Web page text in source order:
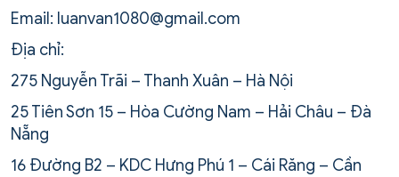
Email: luanvan1080@gmail.com
Địa chỉ:
275 Nguyễn Trãi – Thanh Xuân – Hà Nội
25 Tiên Sơn 15 – Hòa Cường Nam – Hải Châu – Đà
Nẵng
16 Đường B2 – KDC Hưng Phú 1 – Cái Răng – Cần